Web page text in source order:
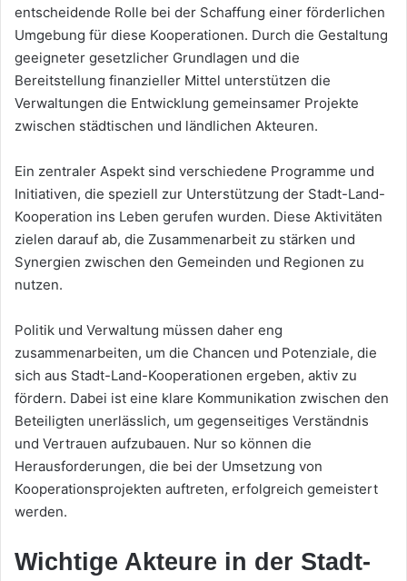
entscheidende Rolle bei der Schaffung einer förderlichen
Umgebung für diese Kooperationen. Durch die Gestaltung
geeigneter gesetzlicher Grundlagen und die
Bereitstellung finanzieller Mittel unterstützen die
Verwaltungen die Entwicklung gemeinsamer Projekte
zwischen städtischen und ländlichen Akteuren.
Ein zentraler Aspekt sind verschiedene Programme und
Initiativen, die speziell zur Unterstützung der Stadt-Land-
Kooperation ins Leben gerufen wurden. Diese Aktivitäten
zielen darauf ab, die Zusammenarbeit zu stärken und
Synergien zwischen den Gemeinden und Regionen zu
nutzen.
Politik und Verwaltung müssen daher eng
zusammenarbeiten, um die Chancen und Potenziale, die
sich aus Stadt-Land-Kooperationen ergeben, aktiv zu
fördern. Dabei ist eine klare Kommunikation zwischen den
Beteiligten unerlässlich, um gegenseitiges Verständnis
und Vertrauen aufzubauen. Nur so können die
Herausforderungen, die bei der Umsetzung von
Kooperationsprojekten auftreten, erfolgreich gemeistert
werden.
Wichtige Akteure in der Stadt-